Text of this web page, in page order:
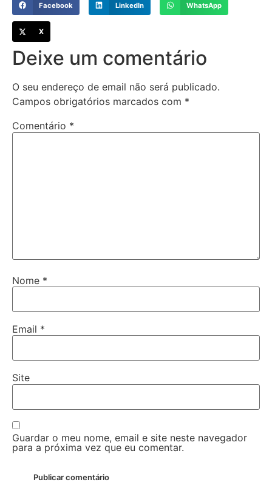
Facebook LinkedIn WhatsApp
X
Deixe um comentário
O seu endereço de email não será publicado.
Campos obrigatórios marcados com *
Comentário *
Nome *
Email *
Site
Guardar o meu nome, email e site neste navegador
para a próxima vez que eu comentar.